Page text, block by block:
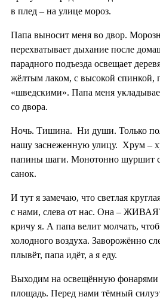
в плед – на улице мороз.
Папа выносит меня во двор.
перехватывает дыхание после
парадного подъезда освещает
жёлтым лаком, с высокой спинкой,
«шведскими». Папа меня
со двора.
Ночь. Тишина. Ни души. Только
нашу заснеженную улицу. Хрум –
папины шаги. Монотонно шуршит
санок.
И тут я замечаю, что светлая
с нами, слева от нас. Она –
кричу я. А папа велит молчать,
холодного воздуха. Заворожённо
плывёт, папа идёт, а я еду.
Выходим на освещённую фонарями
площадь. Перед нами тёмный